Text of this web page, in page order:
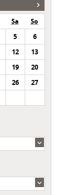
Sa
So
5
6
12
13
19
20
26
27